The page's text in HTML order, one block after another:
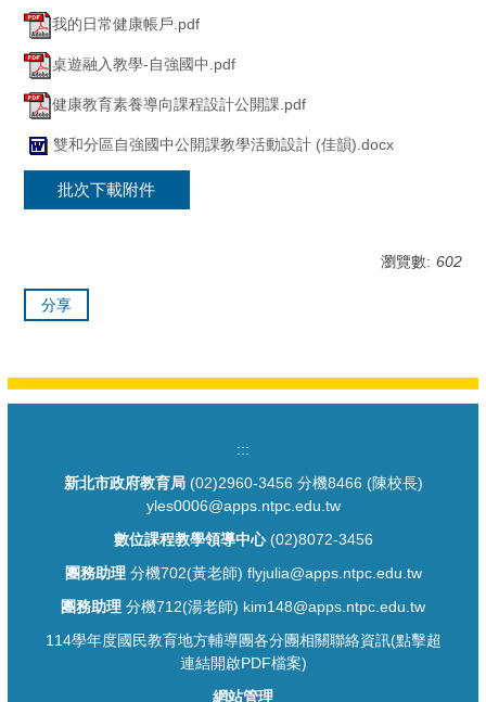
我的日常健康帳戶.pdf
桌遊融入教學-自強國中.pdf
健康教育素養導向課程設計公開課.pdf
雙和分區自強國中公開課教學活動設計 (佳韻).docx
批次下載附件
瀏覽數: 602
分享
:::
新北市政府教育局(02)2960-3456 分機8466 (陳校長)
yles0006@apps.ntpc.edu.tw
數位課程教學領導中心(02)8072-3456
團務助理分機702(黃老師) flyjulia@apps.ntpc.edu.tw
團務助理 分機712(湯老師) kim148@apps.ntpc.edu.tw
114學年度國民教育地方輔導團各分團相關聯絡資訊(點擊超
連結開啟PDF檔案)
網站管理